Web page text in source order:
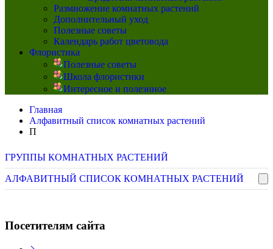
Размножение комнатных растений
Дополнительный уход
Полезные советы
Календарь работ цветовода
Флористика
Полезные советы
Школа флористики
Интересное и полезнное
Главная
Алфавитный список комнатных растений
П
ГРУППЫ КОМНАТНЫХ РАСТЕНИЙ
АЛФАВИТНЫЙ СПИСОК КОМНАТНЫХ РАСТЕНИЙ
Посетителям сайта